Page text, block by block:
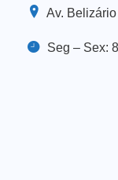
Av.
Seg – Sex: